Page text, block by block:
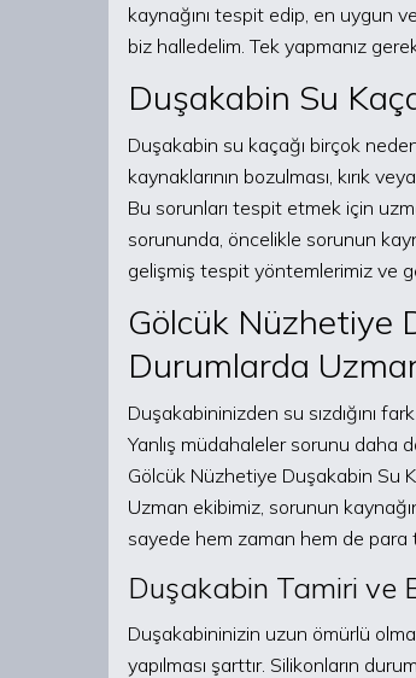
kaynağını tespit edip, en uygun
biz halledelim. Tek yapmanız
Duşakabin Su
Duşakabin su kaçağı birçok
kaynaklarının bozulması, kırık
Bu sorunları tespit etmek için
sorununda, öncelikle sorunun
gelişmiş tespit yöntemlerimiz ve
Gölcük Nüzhetiye
Durumlarda
Duşakabininizden su sızdığını
Yanlış müdahaleler sorunu daha
Gölcük Nüzhetiye Duşakabin Su
Uzman ekibimiz, sorunun
sayede hem zaman hem de
Duşakabin Tamiri ve
Duşakabininizin uzun ömürlü
yapılması şarttır. Silikonların